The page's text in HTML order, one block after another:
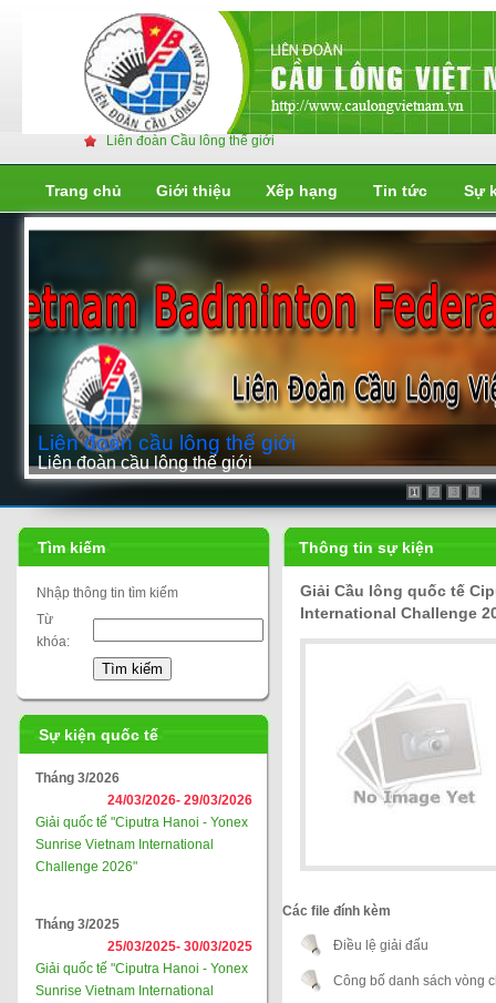
Liên đoàn Cầu lông thế giới
Trang chủ Giới thiệu Xếp hạng Tin tức Sự
Liên đoàn cầu lông thế giới
Liên đoàn cầu lông thế giới
1 2 3 4
Tìm kiếm
Nhập thông tin tìm kiếm
Từ
khóa:
Sự kiện quốc tế
Tháng 3/2026
24/03/2026- 29/03/2026
Giải quốc tế "Ciputra Hanoi - Yonex
Sunrise Vietnam International
Challenge 2026"
Tháng 3/2025
25/03/2025- 30/03/2025
Giải quốc tế "Ciputra Hanoi - Yonex
Sunrise Vietnam International
Thông tin sự kiện
Giải Cầu lông quốc tế
International Challenge
Các file đính kèm
Điều lệ giải đấu
Công bố danh sách vòng